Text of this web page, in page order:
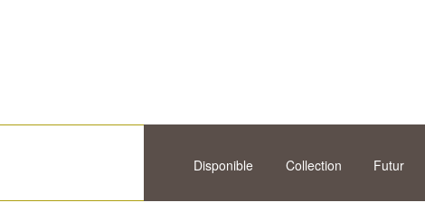
Disponible Collection Futur